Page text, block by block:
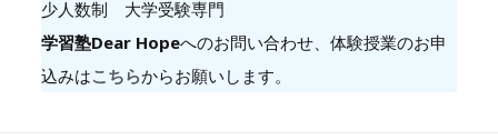
少人数制 大学受験専門
学習塾Dear Hopeへのお問い合わせ、体験授業のお申
込みはこちらからお願いします。